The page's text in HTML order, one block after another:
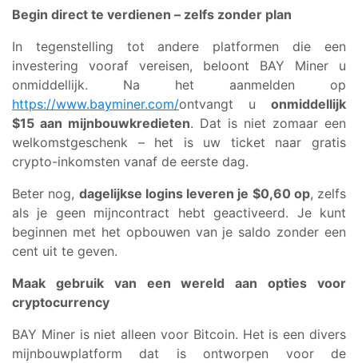
Begin direct te verdienen – zelfs zonder plan
In tegenstelling tot andere platformen die een
investering vooraf vereisen, beloont BAY Miner u
onmiddellijk. Na het aanmelden op
https://www.bayminer.com/ontvangt u onmiddellijk
$15 aan mijnbouwkredieten. Dat is niet zomaar een
welkomstgeschenk – het is uw ticket naar gratis
crypto-inkomsten vanaf de eerste dag.
Beter nog, dagelijkse logins leveren je $0,60 op, zelfs
als je geen mijncontract hebt geactiveerd. Je kunt
beginnen met het opbouwen van je saldo zonder een
cent uit te geven.
Maak gebruik van een wereld aan opties voor
cryptocurrency
BAY Miner is niet alleen voor Bitcoin. Het is een divers
mijnbouwplatform dat is ontworpen voor de